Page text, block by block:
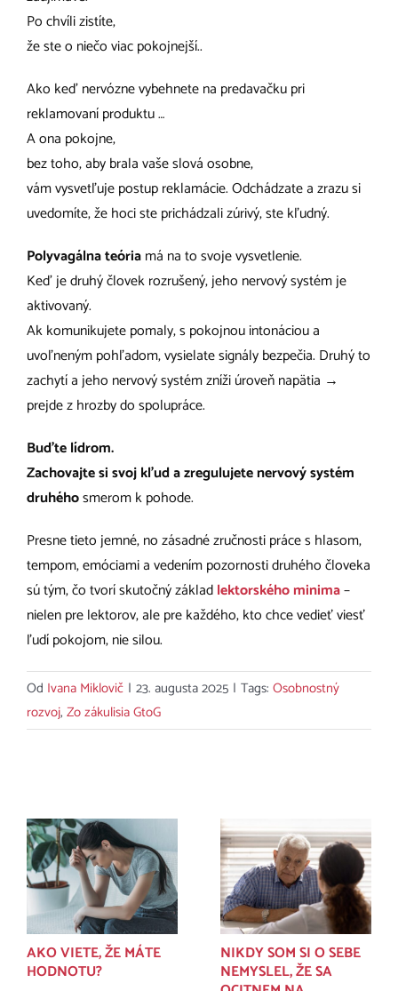
Po chvíli zistíte,
že ste o niečo viac pokojnejší..
Ako keď nervózne vybehnete na predavačku pri
reklamovaní produktu …
A ona pokojne,
bez toho, aby brala vaše slová osobne,
vám vysvetľuje postup reklamácie. Odchádzate a zrazu si
uvedomíte, že hoci ste prichádzali zúrivý, ste kľudný.
Polyvagálna teóriamá na to svoje vysvetlenie.
Keď je druhý človek rozrušený, jeho nervový systém je
aktivovaný.
Ak komunikujete pomaly, s pokojnou intonáciou a
uvoľneným pohľadom, vysielate signály bezpečia. Druhý to
zachytí a jeho nervový systém zníži úroveň napätia →
prejde z hrozby do spolupráce.
Buďte lídrom.
Zachovajte si svoj kľud a zregulujete nervový systém
druhéhosmerom k pohode.
Presne tieto jemné, no zásadné zručnosti práce s hlasom,
tempom, emóciami a vedením pozornosti druhého človeka
sú tým, čo tvorí skutočný základlektorského minima–
nielen pre lektorov, ale pre každého, kto chce vedieť viesť
ľudí pokojom, nie silou.
Od Ivana Miklovič | 23. augusta 2025 | Tags: Osobnostný
rozvoj, Zo zákulisia GtoG
AKO VIETE, ŽE MÁTE
HODNOTU?
NIKDY SOM SI O SEBE
NEMYSLEL, ŽE SA